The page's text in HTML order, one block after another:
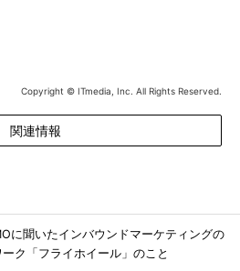
Copyright © ITmedia, Inc. All Rights Reserved.
関連情報
に聞いたインバウンドマーケティングの
ク「フライホイール」のこと